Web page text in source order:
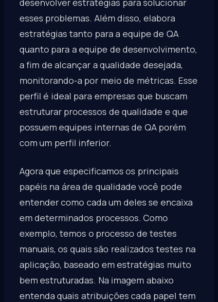
esses problemas. Além disso, elabora
estratégias tanto para a equipe de QA
quanto para a equipe de desenvolvimento,
a fim de alcançar a qualidade desejada,
monitorando-a por meio de métricas. Esse
perfil é ideal para empresas que buscam
estruturar processos de qualidade e que
possuem equipes internas de QA porém
com um perfil inferior.
Agora que especificamos os principais
papéis na área de qualidade você pode
entender como cada um deles se encaixa
em determinados processos. Como
exemplo, temos o processo de testes
manuais, os quais são realizados testes na
aplicação, baseado em estratégias muito
bem estruturadas. Na imagem abaixo
entenda quais atribuições cada papel tem